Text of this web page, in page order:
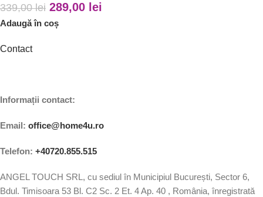
339,00lei 289,00 lei
Adaugă în coș
Contact
Informații contact:
Email: office@home4u.ro
Telefon: +40720.855.515
ANGEL TOUCH SRL, cu sediul în Municipiul București, Sector 6,
Bdul. Timisoara 53 Bl. C2 Sc. 2 Et. 4 Ap. 40 , România, înregistrată